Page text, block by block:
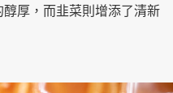
厚，而韭菜則增添了清新